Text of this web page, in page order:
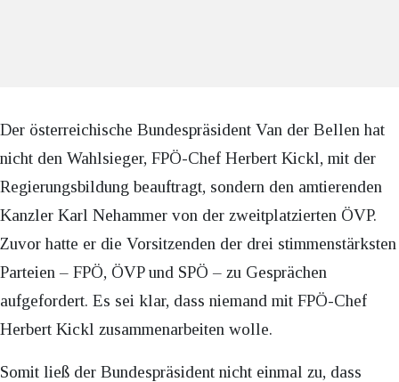
Der österreichische Bundespräsident Van der Bellen hat
nicht den Wahlsieger, FPÖ-Chef Herbert Kickl, mit der
Regierungsbildung beauftragt, sondern den amtierenden
Kanzler Karl Nehammer von der zweitplatzierten ÖVP.
Zuvor hatte er die Vorsitzenden der drei stimmenstärksten
Parteien – FPÖ, ÖVP und SPÖ – zu Gesprächen
aufgefordert. Es sei klar, dass niemand mit FPÖ-Chef
Herbert Kickl zusammenarbeiten wolle.
Somit ließ der Bundespräsident nicht einmal zu, dass